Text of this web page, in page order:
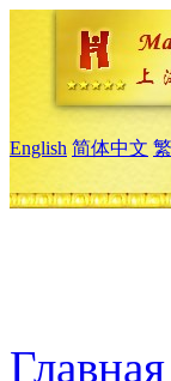
English 简体中文
Главная